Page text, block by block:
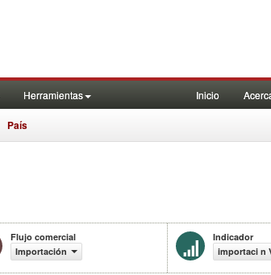
Herramientas Inicio
País
Flujo comercial
Importación
Indicador
importaci n